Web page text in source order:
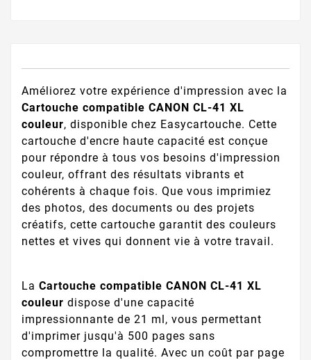
Améliorez votre expérience d'impression avec la
Cartouche compatible CANON CL-41 XL
couleur, disponible chez Easycartouche. Cette
cartouche d'encre haute capacité est conçue
pour répondre à tous vos besoins d'impression
couleur, offrant des résultats vibrants et
cohérents à chaque fois. Que vous imprimiez
des photos, des documents ou des projets
créatifs, cette cartouche garantit des couleurs
nettes et vives qui donnent vie à votre travail.
La Cartouche compatible CANON CL-41 XL
couleur dispose d'une capacité
impressionnante de 21 ml, vous permettant
d'imprimer jusqu'à 500 pages sans
compromettre la qualité. Avec un coût par page